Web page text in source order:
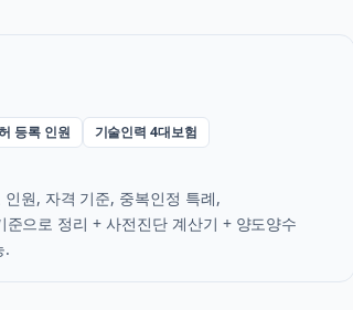
등록 인원
기술인력 4대보험
원, 자격 기준, 중복인정 특례,
으로 정리 + 사전진단 계산기 + 양도양수
.